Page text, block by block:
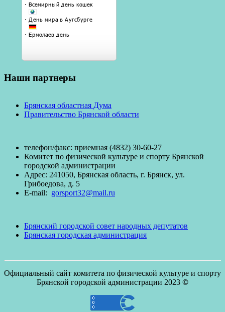
Наши партнеры
Брянская областная Дума
Правительство Брянской области
телефон/факc: приемная (4832) 30-60-27
Комитет по физической культуре и спорту Брянской
городской администрации
Адрес: 241050, Брянская область, г. Брянск, ул.
Грибоедова, д. 5
E-mail: gorsport32@mail.ru
Брянский городской совет народных депутатов
Брянская городская администрация
Официальный сайт комитета по физической культуре и спорту
Брянской городской администрации 2023 ©